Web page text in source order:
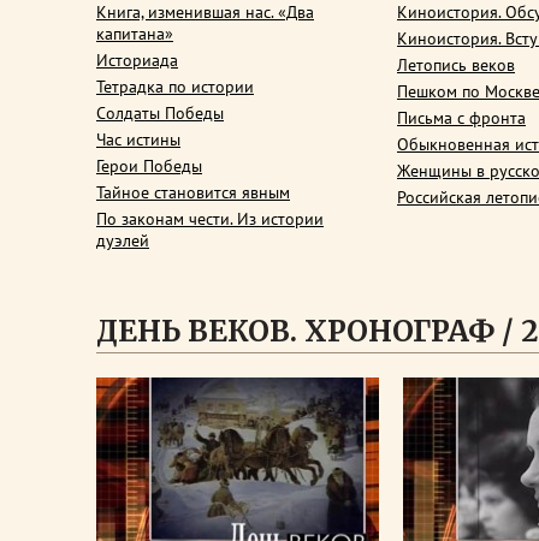
Книга, изменившая нас. «Два
капитана»
Историада
Тетрадка по истории
Солдаты Победы
Час истины
Герои Победы
Тайное становится явным
По законам чести. Из истории
дуэлей
Киноистория.
Киноистория.
Летопись веков
Пешком по Москве
Письма с фронта
Обыкновенная
Женщины в
Российская
ДЕНЬ ВЕКОВ. ХРОНОГРАФ /